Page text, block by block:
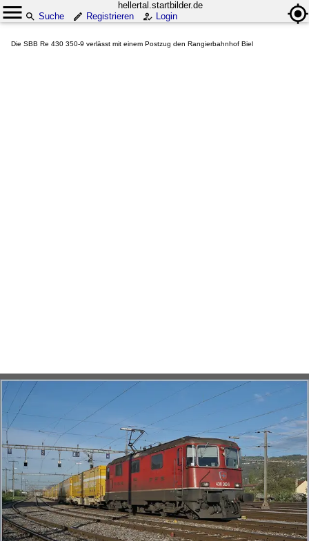
hellertal.startbilder.de
Suche
Registrieren Login
Die SBB Re 430 350-9 verlässt mit einem Postzug den Rangierbahnhof Biel